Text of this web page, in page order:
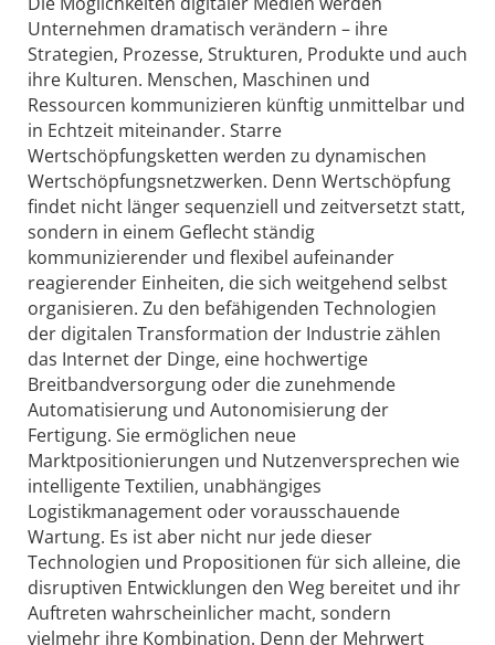
Unternehmen dramatisch verändern – ihre
Strategien, Prozesse, Strukturen, Produkte und auch
ihre Kulturen. Menschen, Maschinen und
Ressourcen kommunizieren künftig unmittelbar und
in Echtzeit miteinander. Starre
Wertschöpfungsketten werden zu dynamischen
Wertschöpfungsnetzwerken. Denn Wertschöpfung
findet nicht länger sequenziell und zeitversetzt statt,
sondern in einem Geflecht ständig
kommunizierender und flexibel aufeinander
reagierender Einheiten, die sich weitgehend selbst
organisieren. Zu den befähigenden Technologien
der digitalen Transformation der Industrie zählen
das Internet der Dinge, eine hochwertige
Breitbandversorgung oder die zunehmende
Automatisierung und Autonomisierung der
Fertigung. Sie ermöglichen neue
Marktpositionierungen und Nutzenversprechen wie
intelligente Textilien, unabhängiges
Logistikmanagement oder vorausschauende
Wartung. Es ist aber nicht nur jede dieser
Technologien und Propositionen für sich alleine, die
disruptiven Entwicklungen den Weg bereitet und ihr
Auftreten wahrscheinlicher macht, sondern
vielmehr ihre Kombination. Denn der Mehrwert